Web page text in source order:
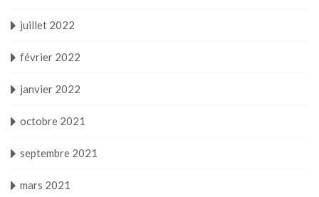
juillet 2022
février 2022
janvier 2022
octobre 2021
septembre 2021
mars 2021